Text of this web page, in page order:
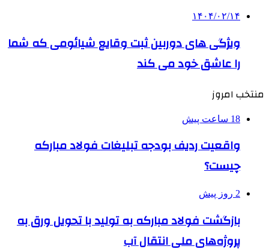
۱۴۰۴/۰۲/۱۴
ویژگی های دوربین ثبت وقایع شیائومی که شما
را عاشق خود می کند
منتخب امروز
18 ساعت پیش
واقعیت ردیف بودجه تبلیغات فولاد مبارکه
چیست؟
2 روز پیش
بازگشت فولاد مبارکه به تولید با تحویل ورق به
پروژه‌های ملی انتقال آب